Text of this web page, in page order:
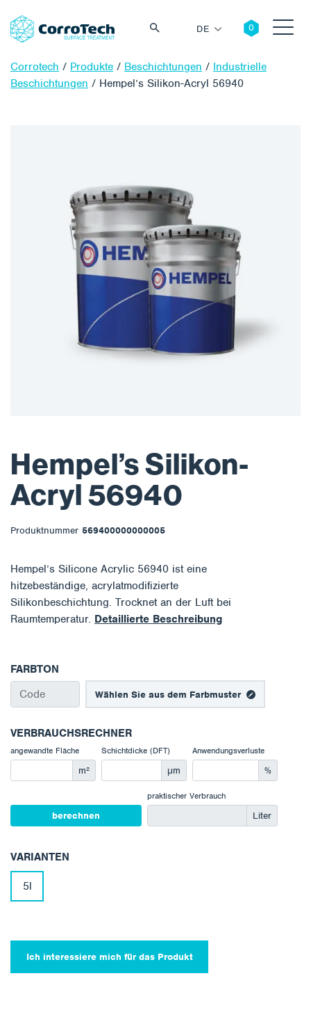
DE
Corrotech / Produkte / Beschichtungen / Industrielle
Beschichtungen / Hempel’s Silikon-Acryl 56940
Hempel’s Silikon-
Acryl 56940
Produktnummer 569400000000005
Hempel’s Silicone Acrylic 56940 ist eine
hitzebeständige, acrylatmodifizierte
Silikonbeschichtung. Trocknet an der Luft bei
Raumtemperatur. Detaillierte Beschreibung
FARBTON
Wählen Sie aus dem Farbmuster
VERBRAUCHSRECHNER
angewandte Fläche
m²
Schichtdicke (DFT)
μm
Anwendungsverluste
%
berechnen
praktischer Verbrauch
Liter
VARIANTEN
5l
Ich interessiere mich für das Produkt